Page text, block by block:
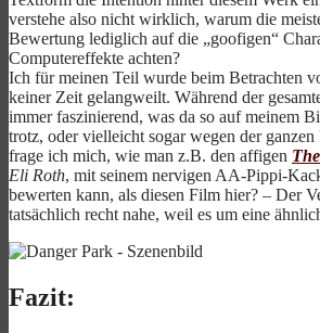
verstehe also nicht wirklich, warum die
Bewertung lediglich auf die „goofigen“
Computereffekte achten?
Ich für meinen Teil wurde beim Betrachten
keiner Zeit gelangweilt. Während der
immer faszinierend, was da so auf meinem
trotz, oder vielleicht sogar wegen der
frage ich mich, wie man z.B. den affigen
Eli Roth, mit seinem nervigen AA-Pippi-
bewerten kann, als diesen Film hier? – Der
tatsächlich recht nahe, weil es um eine
Fazit: